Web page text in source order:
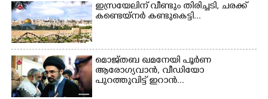
ഇസ്രയേലിന് വീണ്ടും തിരിച്ചടി, ചരക്ക്
കണ്ടെയ്നർ കണ്ടുകെട്ടി...
മൊജ്തബ ഖമനേയി പൂർണ
ആരോഗ്യവാൻ, വീഡിയോ
പുറത്തുവിട്ട് ഇറാൻ...